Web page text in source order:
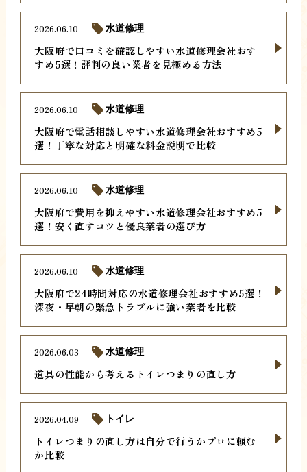
大阪府で口コミを確認しやすい水道修理会社おす
すめ5選！評判の良い業者を見極める方法
2026.06.10 水道修理
大阪府で電話相談しやすい水道修理会社おすすめ5
選！丁寧な対応と明確な料金説明で比較
2026.06.10 水道修理
大阪府で費用を抑えやすい水道修理会社おすすめ5
選！安く直すコツと優良業者の選び方
2026.06.10 水道修理
大阪府で24時間対応の水道修理会社おすすめ5選！
深夜・早朝の緊急トラブルに強い業者を比較
2026.06.10 水道修理
道具の性能から考えるトイレつまりの直し方
2026.06.03 水道修理
トイレつまりの直し方は自分で行うかプロに頼む
か比較
2026.04.09 トイレ